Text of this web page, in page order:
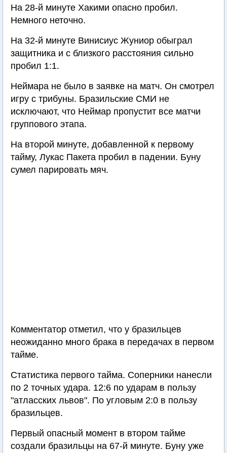
На 28-й минуте Хакими опасно пробил.
Немного неточно.
На 32-й минуте Винисиус Жуниор обыграл
защитника и с близкого расстояния сильно
пробил 1:1.
Неймара не было в заявке на матч. Он смотрел
игру с трибуны. Бразильские СМИ не
исключают, что Неймар пропустит все матчи
группового этапа.
На второй минуте, добавленной к первому
тайму, Лукас Пакета пробил в падении. Буну
сумел парировать мяч.
Комментатор отметил, что у бразильцев
неожиданно много брака в передачах в первом
тайме.
Статистика первого тайма. Соперники нанесли
по 2 точных удара. 12:6 по ударам в пользу
"атласских львов". По угловым 2:0 в пользу
бразильцев.
Первый опасный момент в втором тайме
создали бразильцы на 67-й минуте. Буну уже